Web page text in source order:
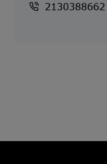
2130388662